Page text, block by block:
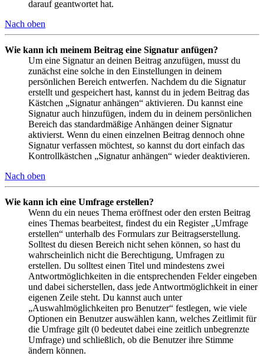
darauf geantwortet hat.
Nach oben
Wie kann ich meinem Beitrag eine Signatur anfügen?
Um eine Signatur an deinen Beitrag anzufügen, musst du
zunächst eine solche in den Einstellungen in deinem
persönlichen Bereich entwerfen. Nachdem du die Signatur
erstellt und gespeichert hast, kannst du in jedem Beitrag das
Kästchen „Signatur anhängen“ aktivieren. Du kannst eine
Signatur auch hinzufügen, indem du in deinem persönlichen
Bereich das standardmäßige Anhängen deiner Signatur
aktivierst. Wenn du einen einzelnen Beitrag dennoch ohne
Signatur verfassen möchtest, so kannst du dort einfach das
Kontrollkästchen „Signatur anhängen“ wieder deaktivieren.
Nach oben
Wie kann ich eine Umfrage erstellen?
Wenn du ein neues Thema eröffnest oder den ersten Beitrag
eines Themas bearbeitest, findest du ein Register „Umfrage
erstellen“ unterhalb des Formulars zur Beitragserstellung.
Solltest du diesen Bereich nicht sehen können, so hast du
wahrscheinlich nicht die Berechtigung, Umfragen zu
erstellen. Du solltest einen Titel und mindestens zwei
Antwortmöglichkeiten in die entsprechenden Felder eingeben
und dabei sicherstellen, dass jede Antwortmöglichkeit in einer
eigenen Zeile steht. Du kannst auch unter
„Auswahlmöglichkeiten pro Benutzer“ festlegen, wie viele
Optionen ein Benutzer auswählen kann, welches Zeitlimit für
die Umfrage gilt (0 bedeutet dabei eine zeitlich unbegrenzte
Umfrage) und schließlich, ob die Benutzer ihre Stimme
ändern können.